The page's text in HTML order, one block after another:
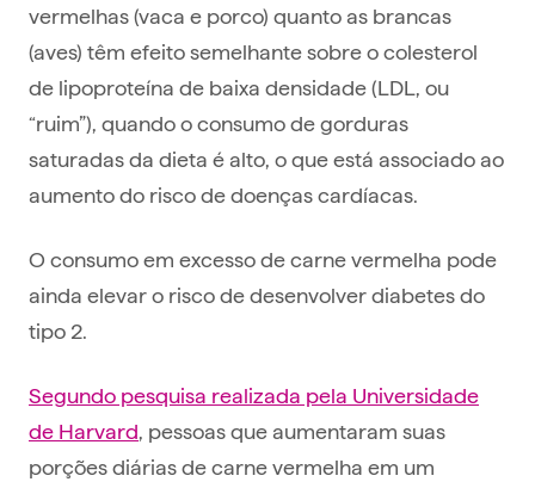
vermelhas (vaca e porco) quanto as brancas
(aves) têm efeito semelhante sobre o colesterol
de lipoproteína de baixa densidade (LDL, ou
“ruim”), quando o consumo de gorduras
saturadas da dieta é alto, o que está associado ao
aumento do risco de doenças cardíacas.
O consumo em excesso de carne vermelha pode
ainda elevar o risco de desenvolver diabetes do
tipo 2.
Segundo pesquisa realizada pela Universidade
de Harvard, pessoas que aumentaram suas
porções diárias de carne vermelha em um